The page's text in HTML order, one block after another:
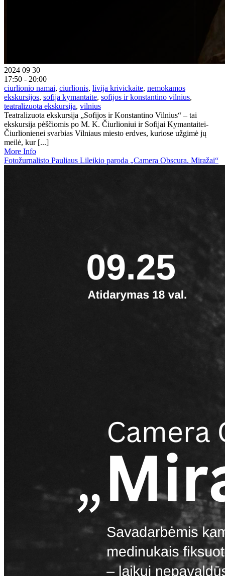
2024 09 30
17:50 - 20:00
ciurlionio namai, ciurlionis, livija krivickaite, nemokamos
ekskursijos, sofija kymantaite, sofijos ir konstantino vilnius,
teatralizuota ekskursija, vilnius
Teatralizuota ekskursija „Sofijos ir Konstantino Vilnius“ – tai
ekskursija pėščiomis po M. K. Čiurlioniui ir Sofijai Kymantaitei-
Čiurlionienei svarbias Vilniaus miesto erdves, kuriose užgimė jų
meilė, kur [...]
More Info
Fotožurnalisto Pauliaus Lileikio paroda „Camera Obscura. Miražai“